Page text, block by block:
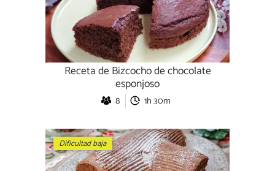
Receta de Bizcocho de chocolate
esponjoso
8 1h 30m
Dificultad baja